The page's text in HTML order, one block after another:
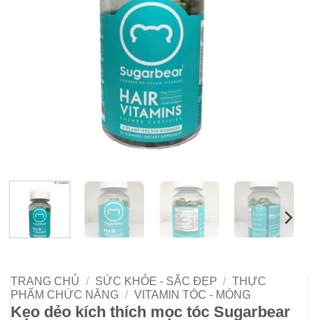
TRANG CHỦ / SỨC KHỎE - SẮC ĐẸP / THỰC
PHẨM CHỨC NĂNG / VITAMIN TÓC - MÓNG
Kẹo dẻo kích thích mọc tóc Sugarbear